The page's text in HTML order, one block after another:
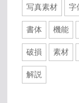
写真素材 字
書体 機能
破損 素材
解説